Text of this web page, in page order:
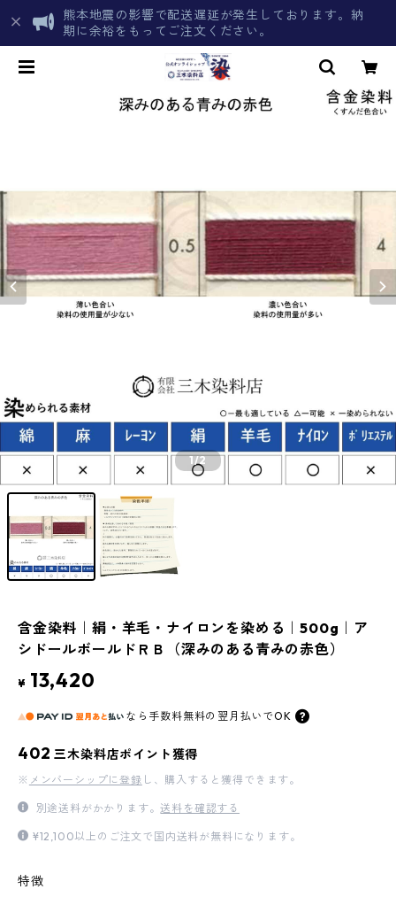
熊本地震の影響で配送遅延が発生しております。納
期に余裕をもってご注文ください。
1/2
含金染料｜絹・羊毛・ナイロンを染める｜500g｜ア
シドールボールドＲＢ（深みのある青みの赤色）
¥ 13,420
なら 手数料無料の 翌月払いでOK
402 三木染料店ポイント獲得
※ メンバーシップに登録 し、購入すると獲得できます。
別途送料がかかります。送料を確認する
¥12,100以上のご注文で国内送料が無料になります。
特徴